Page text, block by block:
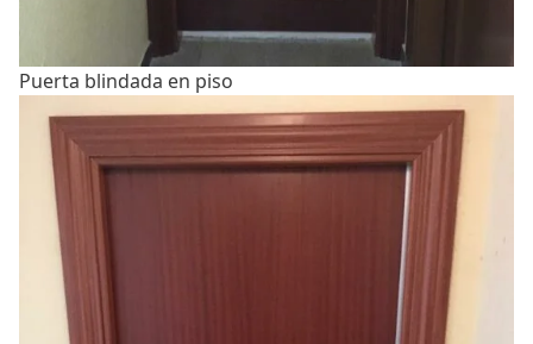
Puerta blindada en piso